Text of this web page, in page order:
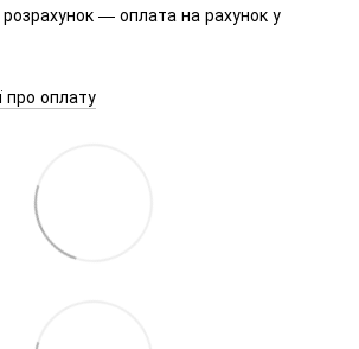
розрахунок — оплата на рахунок у
про оплату